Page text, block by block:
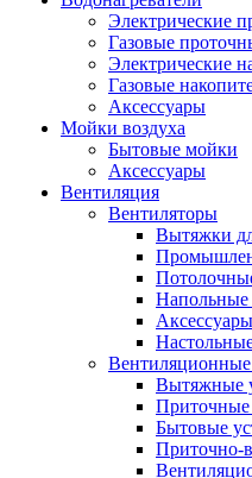
Электрические
Газовые
Электрические
Газовые
Аксессуары
Мойки воздуха
Бытовые мойки
Аксессуары
Вентиляция
Вентиляторы
Вытяжки
Напольные
Аксессуары
Вентиляционные
Вытяжные
Приточные
Бытовые
Приточно-